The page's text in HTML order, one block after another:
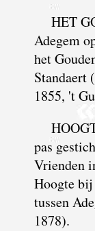
HET
Adegem
het
Standaert
1855, 't
pas
Vrienden
Hoogte
tussen
1878).